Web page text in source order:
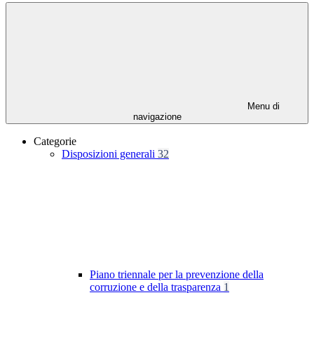
Menu di
navigazione
Categorie
Disposizioni generali 32
Piano triennale per la prevenzione della
corruzione e della trasparenza 1